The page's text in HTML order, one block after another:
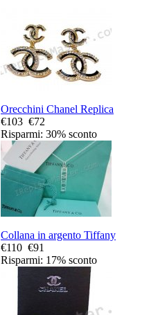
Orecchini Chanel Replica
€103 €72
Risparmi: 30% sconto
Collana in argento Tiffany
€110 €91
Risparmi: 17% sconto